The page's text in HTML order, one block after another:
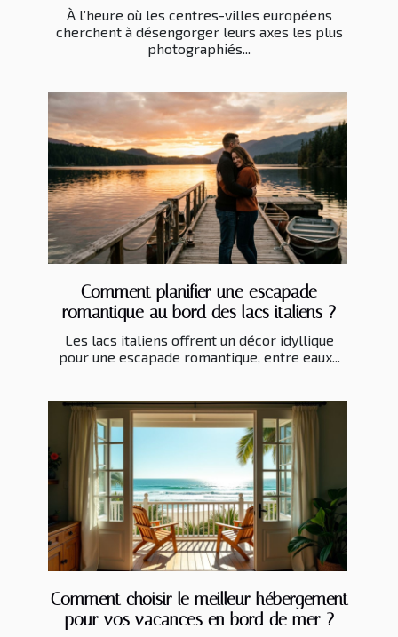
À l’heure où les centres-villes européens
cherchent à désengorger leurs axes les plus
photographiés...
Comment planifier une escapade
romantique au bord des lacs italiens ?
Les lacs italiens offrent un décor idyllique
pour une escapade romantique, entre eaux...
Comment choisir le meilleur hébergement
pour vos vacances en bord de mer ?